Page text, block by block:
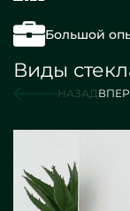
Большой
Виды
НАЗАД